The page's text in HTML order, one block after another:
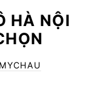
HÀ NỘI
MYCHAU